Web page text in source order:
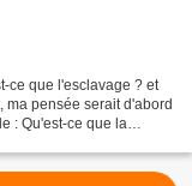
ce que l'esclavage ? et
ma pensée serait d'abord
: Qu'est-ce que la